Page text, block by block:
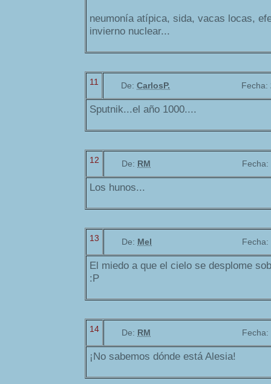
neumonía atípica, sida, vacas locas,
invierno nuclear...
11 De: CarlosP. Fecha:
Sputnik...el año 1000....
12 De: RM Fecha:
Los hunos...
13 De: Mel Fecha:
El miedo a que el cielo se desplome
:P
14 De: RM Fecha:
¡No sabemos dónde está Alesia!